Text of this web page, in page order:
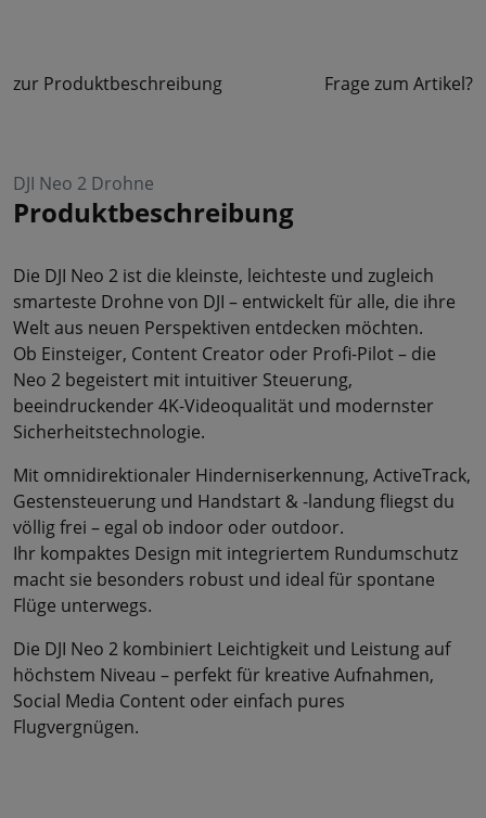
zur Produktbeschreibung Frage zum Artikel?
DJI Neo 2 Drohne
Produktbeschreibung
Die DJI Neo 2 ist die kleinste, leichteste und zugleich
smarteste Drohne von DJI – entwickelt für alle, die ihre
Welt aus neuen Perspektiven entdecken möchten.
Ob Einsteiger, Content Creator oder Profi-Pilot – die
Neo 2 begeistert mit intuitiver Steuerung,
beeindruckender 4K-Videoqualität und modernster
Sicherheits­technologie.
Mit omnidirektionaler Hinderniserkennung, ActiveTrack,
Gestensteuerung und Handstart & -landung fliegst du
völlig frei – egal ob indoor oder outdoor.
Ihr kompaktes Design mit integriertem Rundumschutz
macht sie besonders robust und ideal für spontane
Flüge unterwegs.
Die DJI Neo 2 kombiniert Leichtigkeit und Leistung auf
höchstem Niveau – perfekt für kreative Aufnahmen,
Social Media Content oder einfach pures
Flugvergnügen.